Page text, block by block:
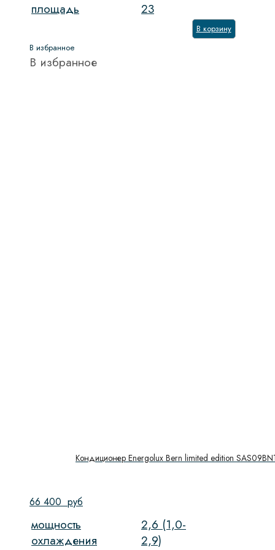
площадь
23
В корзину
В избранное
В избранное
Кондиционер Energolux Bern limited edition
66 400 руб
мощность
охлаждения
2,6 (1,0-
2,9)